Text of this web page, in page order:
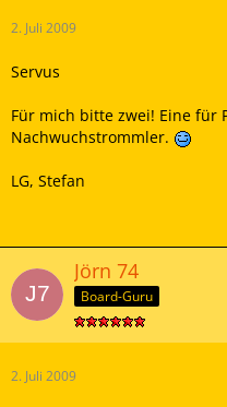
2. Juli 2009
Servus
Für mich bitte zwei! Eine für
Nachwuchstrommler.
LG, Stefan
Jörn 74
Board-Guru
2. Juli 2009